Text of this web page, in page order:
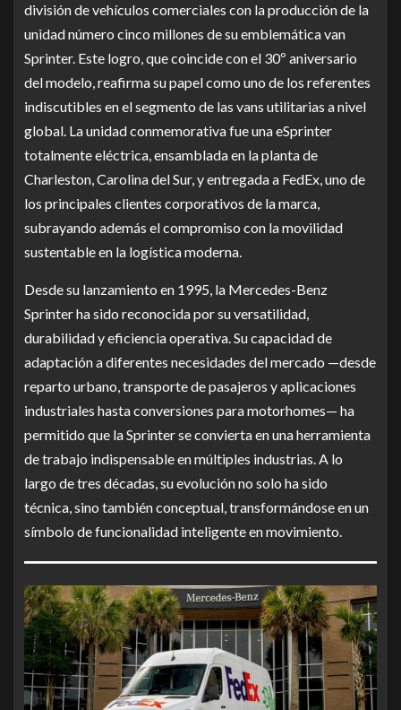
división de vehículos comerciales con la producción de la
unidad número cinco millones de su emblemática van
Sprinter. Este logro, que coincide con el 30º aniversario
del modelo, reafirma su papel como uno de los referentes
indiscutibles en el segmento de las vans utilitarias a nivel
global. La unidad conmemorativa fue una eSprinter
totalmente eléctrica, ensamblada en la planta de
Charleston, Carolina del Sur, y entregada a FedEx, uno de
los principales clientes corporativos de la marca,
subrayando además el compromiso con la movilidad
sustentable en la logística moderna.
Desde su lanzamiento en 1995, la Mercedes-Benz
Sprinter ha sido reconocida por su versatilidad,
durabilidad y eficiencia operativa. Su capacidad de
adaptación a diferentes necesidades del mercado —desde
reparto urbano, transporte de pasajeros y aplicaciones
industriales hasta conversiones para motorhomes— ha
permitido que la Sprinter se convierta en una herramienta
de trabajo indispensable en múltiples industrias. A lo
largo de tres décadas, su evolución no solo ha sido
técnica, sino también conceptual, transformándose en un
símbolo de funcionalidad inteligente en movimiento.